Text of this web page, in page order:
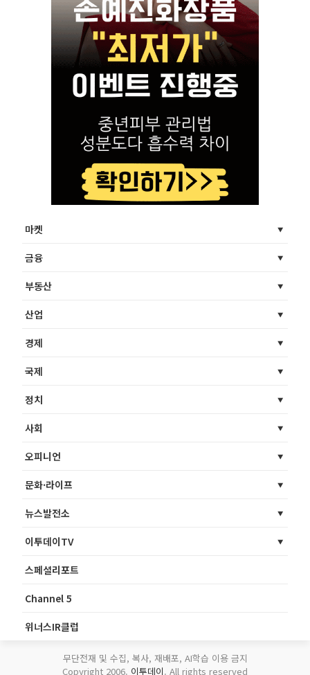
마켓
금융
부동산
산업
경제
국제
정치
사회
오피니언
문화·라이프
뉴스발전소
이투데이TV
스페셜리포트
Channel 5
위너스IR클럽
무단전재 및 수집, 복사, 재배포, AI학습 이용 금지
Copyright 2006. 이투데이. All rights reserved